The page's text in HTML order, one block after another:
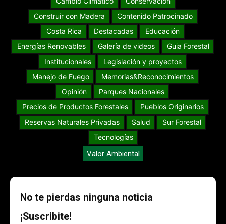
Construir con Madera
Contenido Patrocinado
Costa Rica
Destacadas
Educación
Energías Renovables
Galería de videos
Guia Forestal
Institucionales
Legislación y proyectos
Manejo de Fuego
Memorias&Reconocimientos
Opinión
Parques Nacionales
Precios de Productos Forestales
Pueblos Originarios
Reservas Naturales Privadas
Salud
Sur Forestal
Tecnologías
Valor Ambiental
No te pierdas ninguna noticia
¡Suscribite!